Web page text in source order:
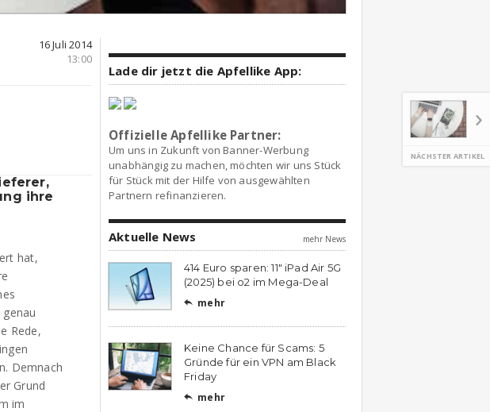
NÄCHSTER ARTIKEL
16 Juli 2014
13:00
ihre
hat,
Rede,
Demnach
Grund
im
Lade dir jetzt die Apfellike App:
Offizielle Apfellike Partner:
Um uns in Zukunft von Banner-Werbung
unabhängig zu machen, möchten wir uns Stück
für Stück mit der Hilfe von ausgewählten
Partnern refinanzieren.
Aktuelle News mehr News
414 Euro sparen: 11″ iPad Air 5G
(2025) bei o2 im Mega-Deal
 mehr
Keine Chance für Scams: 5
Gründe für ein VPN am Black
Friday
 mehr